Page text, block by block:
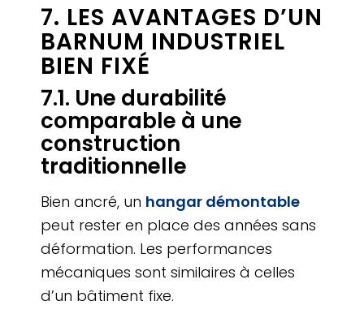
7. LES AVANTAGES D’UN
BARNUM INDUSTRIEL
BIEN FIXÉ
7.1. Une durabilité
comparable à une
construction
traditionnelle
Bien ancré, un hangar démontable
peut rester en place des années sans
déformation. Les performances
mécaniques sont similaires à celles
d’un bâtiment fixe.